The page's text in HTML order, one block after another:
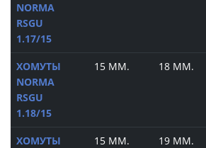
NORMA
RSGU
1.17/15
ХОМУТЫ
NORMA
RSGU
1.18/15
15 ММ. 18 ММ.
ХОМУТЫ
15 ММ. 19 ММ.